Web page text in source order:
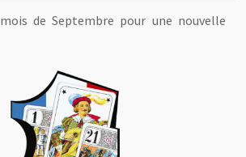
de Septembre pour une nouvelle